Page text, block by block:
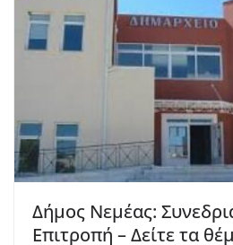
Δήμος Νεμέας:
Επιτροπή – Δείτε τα